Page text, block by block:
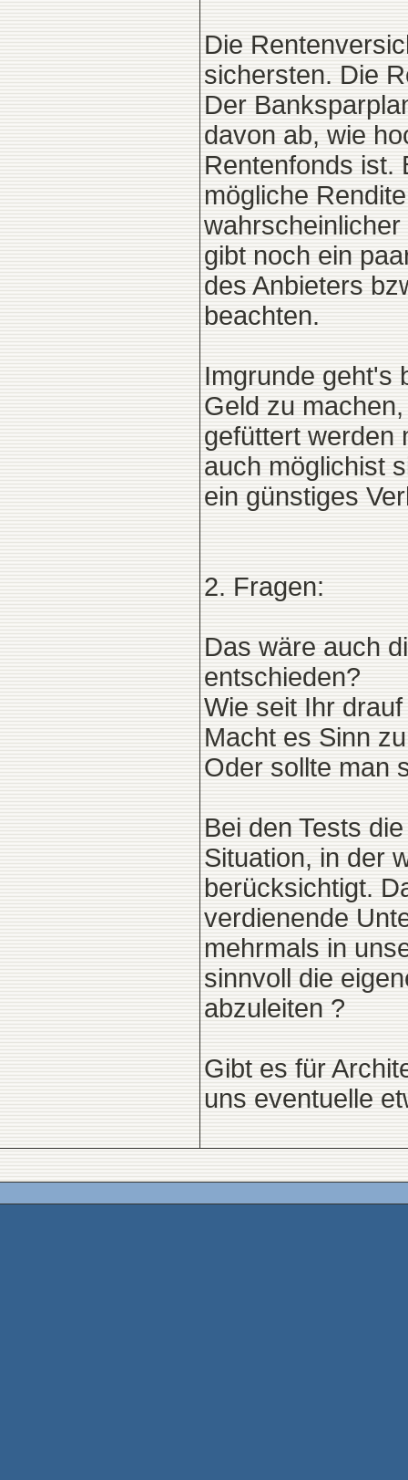
Die
sichersten. Die
Der
davon ab, wie
Rentenfonds ist.
mögliche
gibt noch ein
des Anbieters
beachten.
Imgrunde geht's
Geld zu
gefüttert werden
auch möglichist
ein günstiges
2. Fragen:
Das wäre auch
entschieden?
Wie seit Ihr
Macht es Sinn
Oder sollte man
Bei den Tests
Situation, in der
berücksichtigt.
verdienende
mehrmals in
sinnvoll die
abzuleiten ?
Gibt es für
uns eventuelle